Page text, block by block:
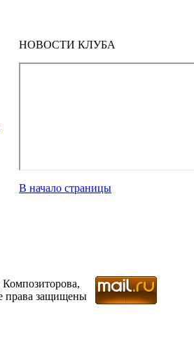
НОВОСТИ КЛУБА
В начало страницы
права защищены